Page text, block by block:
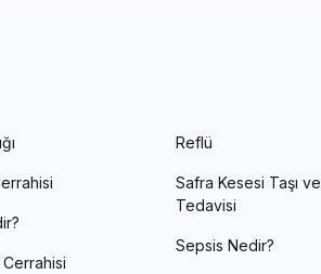
Reflü
Safra Kesesi Taşı ve
Tedavisi
Sepsis Nedir?